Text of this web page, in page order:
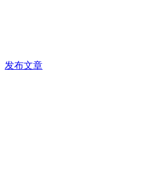
发布文章